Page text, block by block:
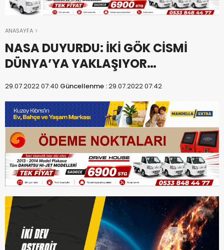
ANASAYFA
NASA DUYURDU: İKİ GÖK CİSMİ
DÜNYA’YA YAKLAŞIYOR…
29.07.2022 07:40 Güncellenme :29.07.2022 07:42